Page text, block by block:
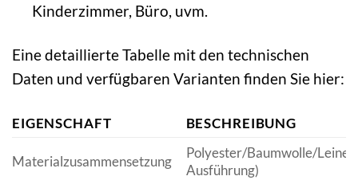
Kinderzimmer, Büro, uvm.
Eine detaillierte Tabelle mit den technischen
Daten und verfügbaren Varianten finden Sie hier:
EIGENSCHAFT BESCHREIBUNG
Materialzusammensetzung
Polyester/Baumwolle/Leinen
Ausführung)